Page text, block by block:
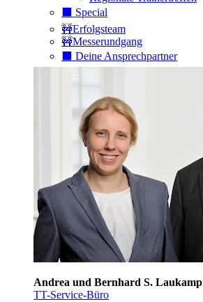
⬛️ Special
🚧Erfolgsteam
🚧Messerundgang
⬛️ Deine Ansprechpartner
Andrea und Bernhard S. Laukamp
TT-Service-Büro